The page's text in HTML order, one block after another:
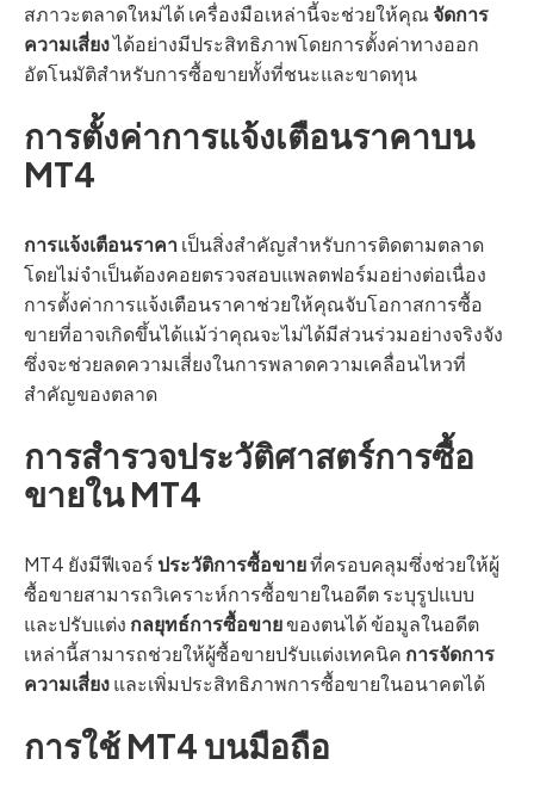
สภาวะตลาดใหม่ได้ เครื่องมือเหล่านี้จะช่วยให้คุณจัดการ
ความเสี่ยงได้อย่างมีประสิทธิภาพโดยการตั้งค่าทางออก
อัตโนมัติสำหรับการซื้อขายทั้งที่ชนะและขาดทุน
การตั้งค่าการแจ้งเตือนราคาบน
MT4
การแจ้งเตือนราคาเป็นสิ่งสำคัญสำหรับการติดตามตลาด
โดยไม่จำเป็นต้องคอยตรวจสอบแพลตฟอร์มอย่างต่อเนื่อง
การตั้งค่าการแจ้งเตือนราคาช่วยให้คุณจับโอกาสการซื้อ
ขายที่อาจเกิดขึ้นได้แม้ว่าคุณจะไม่ได้มีส่วนร่วมอย่างจริงจัง
ซึ่งจะช่วยลดความเสี่ยงในการพลาดความเคลื่อนไหวที่
สำคัญของตลาด
การสำรวจประวัติศาสตร์การซื้อ
ขายใน MT4
MT4 ยังมีฟีเจอร์ ประวัติการซื้อขายที่ครอบคลุมซึ่งช่วยให้ผู้
ซื้อขายสามารถวิเคราะห์การซื้อขายในอดีต ระบุรูปแบบ
และปรับแต่ง กลยุทธ์การซื้อขายของตนได้ ข้อมูลในอดีต
เหล่านี้สามารถช่วยให้ผู้ซื้อขายปรับแต่งเทคนิค การจัดการ
ความเสี่ยงและเพิ่มประสิทธิภาพการซื้อขายในอนาคตได้
การใช้ MT4 บนมือถือ